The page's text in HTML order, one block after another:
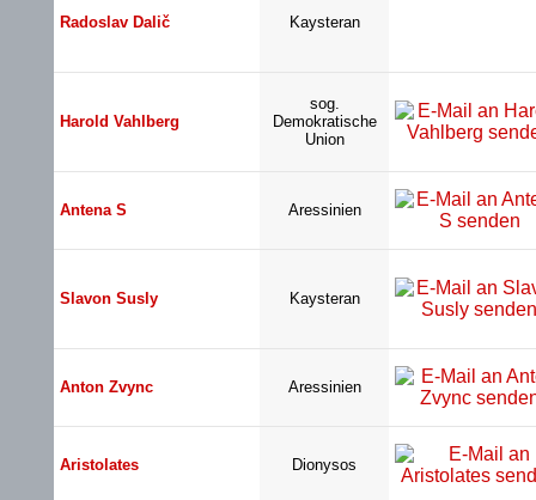
Radoslav Dalič Kaysteran
Harold Vahlberg
sog.
Demokratische
Union
Antena S Aressinien
Slavon Susly Kaysteran
Anton Zvync Aressinien
Aristolates Dionysos